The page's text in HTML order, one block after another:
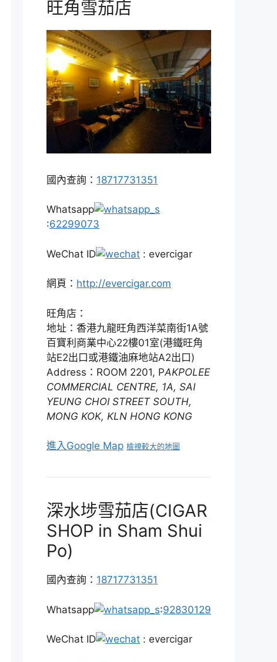
旺角雪茄店
國內查詢： 18717731351
Whatsapp
:62299073
WeChat ID : evercigar
網頁： http://evercigar.com
旺角店：
地址：香港九龍旺角西洋菜南街1A號
百寶利商業中心22樓01室(港鐵旺角
站E2出口或港鐵油麻地站A2出口)
Address：ROOM 2201, PAKPOLEE
COMMERCIAL CENTRE, 1A, SAI
YEUNG CHOI STREET SOUTH,
MONG KOK, KLN HONG KONG
進入Google Map 檢視較大的地圖
深水埗雪茄店(CIGAR
SHOP in Sham Shui
Po)
國內查詢： 18717731351
Whatsapp :92830129
WeChat ID : evercigar